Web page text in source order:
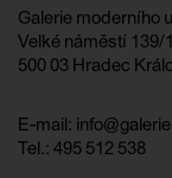
Galerie moderního
Velké náměstí 139/
500 03 Hradec
E-mail:
Tel.: 495 512 538